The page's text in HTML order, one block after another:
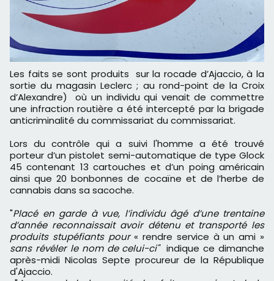
Les faits se sont produits sur la rocade d’Ajaccio, à la
sortie du magasin Leclerc ; au rond-point de la Croix
d’Alexandre) où un individu qui venait de commettre
une infraction routière a été intercepté par la brigade
anticriminalité du commissariat du commissariat.
Lors du contrôle qui a suivi l'homme a été trouvé
porteur d’un pistolet semi-automatique de type Glock
45 contenant 13 cartouches et d’un poing américain
ainsi que 20 bonbonnes de cocaïne et de l’herbe de
cannabis dans sa sacoche.
"Placé en garde à vue, l’individu âgé d’une trentaine
d’année reconnaissait avoir détenu et transporté les
produits stupéfiants pour« rendre service à un ami »
sans révéler le nom de celui-ci"indique ce dimanche
après-midi Nicolas Septe procureur de la République
d'Ajaccio.